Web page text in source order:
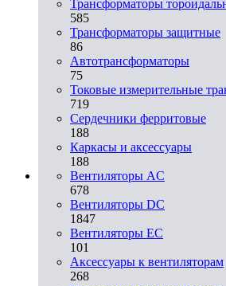
Трансформаторы
585
Трансформаторы защитные
86
Автотрансформаторы
75
Токовые измерительные
719
Сердечники ферритовые
188
Каркасы и аксессуары
188
Вентиляторы AC
678
Вентиляторы DC
1847
Вентиляторы EC
101
Аксессуары к вентиляторам
268